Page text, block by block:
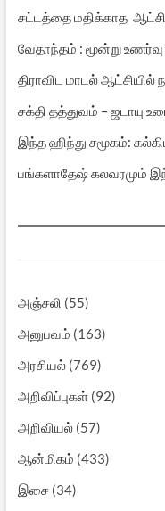
சட்டத்தை மதிக்காத
வேதாந்தம் : மூன்று
திராவிட மாடல்
சக்தி தத்துவம் – ஜடாயு
இந்த ஹிந்து சமூகம்:
பங்களாதேஷ் கலவரமும்
அஞ்சலி (55)
அனுபவம் (163)
அரசியல்(769)
அறிவிப்புகள்(92)
அறிவியல்(57)
ஆன்மிகம் (433)
இசை(34)